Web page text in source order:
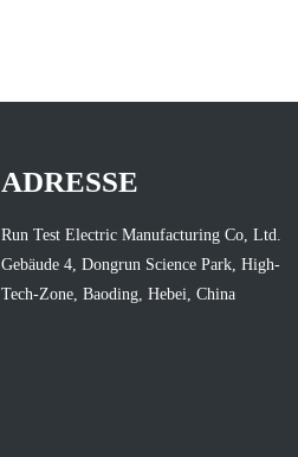
ADRESSE
Run Test Electric Manufacturing Co, Ltd.
Gebäude 4, Dongrun Science Park, High-
Tech-Zone, Baoding, Hebei, China